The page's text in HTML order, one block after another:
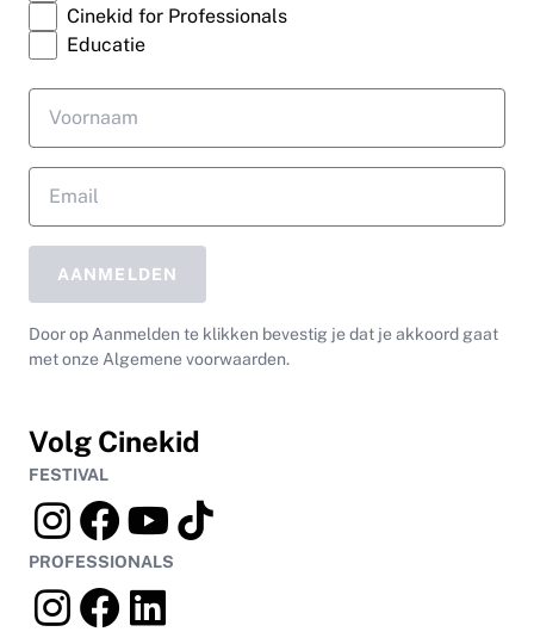
Cinekid for Professionals
Educatie
AANMELDEN
Door op Aanmelden te klikken bevestig je dat je akkoord gaat
met onze Algemene voorwaarden.
Volg Cinekid
FESTIVAL
PROFESSIONALS